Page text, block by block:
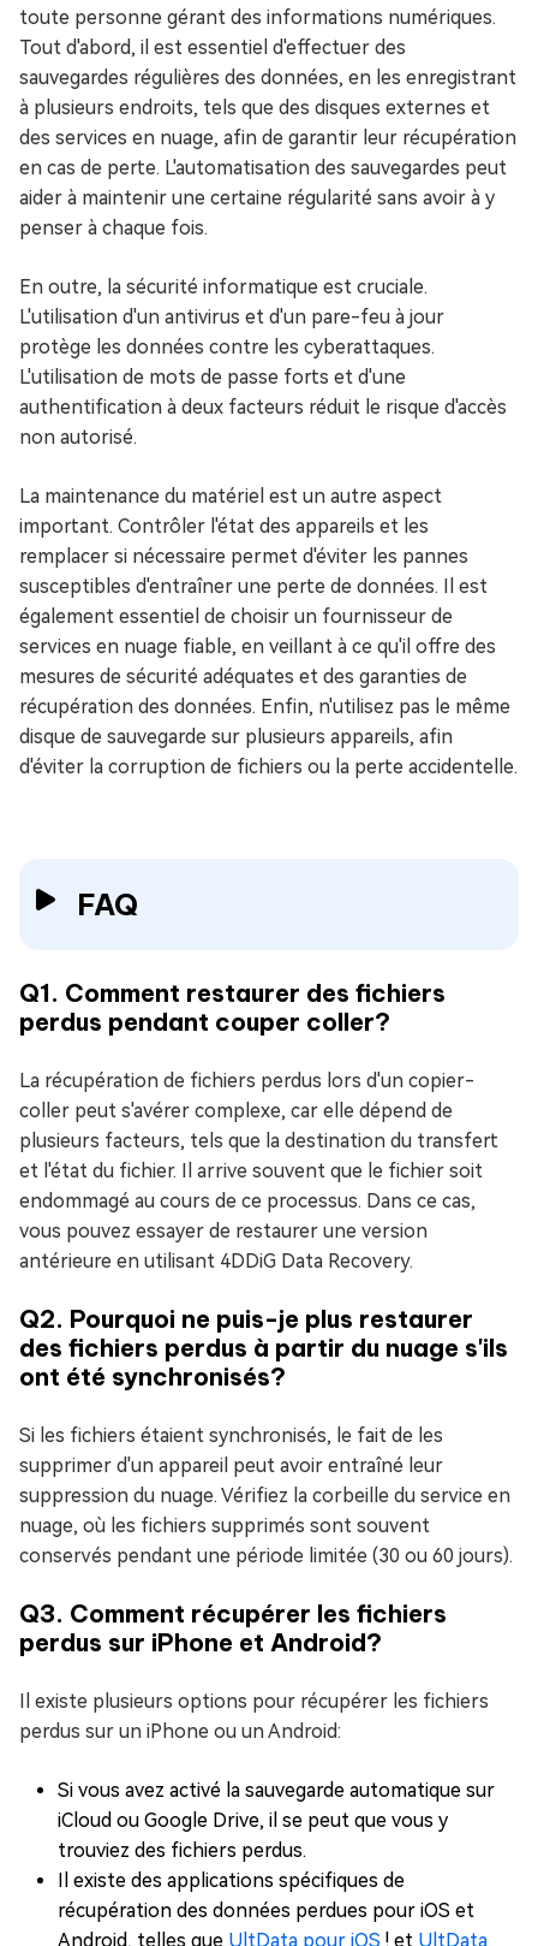
toute personne gérant des informations numériques.
Tout d'abord, il est essentiel d'effectuer des
sauvegardes régulières des données, en les enregistrant
à plusieurs endroits, tels que des disques externes et
des services en nuage, afin de garantir leur récupération
en cas de perte. L'automatisation des sauvegardes peut
aider à maintenir une certaine régularité sans avoir à y
penser à chaque fois.
En outre, la sécurité informatique est cruciale.
L'utilisation d'un antivirus et d'un pare-feu à jour
protège les données contre les cyberattaques.
L'utilisation de mots de passe forts et d'une
authentification à deux facteurs réduit le risque d'accès
non autorisé.
La maintenance du matériel est un autre aspect
important. Contrôler l'état des appareils et les
remplacer si nécessaire permet d'éviter les pannes
susceptibles d'entraîner une perte de données. Il est
également essentiel de choisir un fournisseur de
services en nuage fiable, en veillant à ce qu'il offre des
mesures de sécurité adéquates et des garanties de
récupération des données. Enfin, n'utilisez pas le même
disque de sauvegarde sur plusieurs appareils, afin
d'éviter la corruption de fichiers ou la perte accidentelle.
FAQ
Q1. Comment restaurer des fichiers
perdus pendant couper coller?
La récupération de fichiers perdus lors d'un copier-
coller peut s'avérer complexe, car elle dépend de
plusieurs facteurs, tels que la destination du transfert
et l'état du fichier. Il arrive souvent que le fichier soit
endommagé au cours de ce processus. Dans ce cas,
vous pouvez essayer de restaurer une version
antérieure en utilisant 4DDiG Data Recovery.
Q2. Pourquoi ne puis-je plus restaurer
des fichiers perdus à partir du nuage s'ils
ont été synchronisés?
Si les fichiers étaient synchronisés, le fait de les
supprimer d'un appareil peut avoir entraîné leur
suppression du nuage. Vérifiez la corbeille du service en
nuage, où les fichiers supprimés sont souvent
conservés pendant une période limitée (30 ou 60 jours).
Q3. Comment récupérer les fichiers
perdus sur iPhone et Android?
Il existe plusieurs options pour récupérer les fichiers
perdus sur un iPhone ou un Android:
Si vous avez activé la sauvegarde automatique sur
iCloud ou Google Drive, il se peut que vous y
trouviez des fichiers perdus.
Il existe des applications spécifiques de
récupération des données perdues pour iOS et
Android, telles que UltData pour iOS ! et UltData